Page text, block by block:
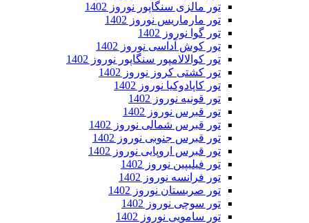
تور مالزی سنگاپور نوروز 1402
تور مارماریس نوروز 1402
تور گوا نوروز 1402
تور کوش آداسی نوروز 1402
تور کوالالامپور سنگاپور نوروز 1402
تور کشتی کروز نوروز 1402
تور کاپادوکیا نوروز 1402
تور قونیه نوروز 1402
تور قبرس نوروز 1402
تور قبرس شمالی نوروز 1402
تور قبرس جنوبی نوروز 1402
تور قبرس اروپایی نوروز 1402
تور فیلیپین نوروز 1402
تور فرانسه نوروز 1402
تور صربستان نوروز 1402
تور سوچی نوروز 1402
تور سامویی نوروز 1402